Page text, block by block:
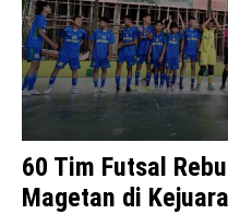
60 Tim Futsal
Magetan di